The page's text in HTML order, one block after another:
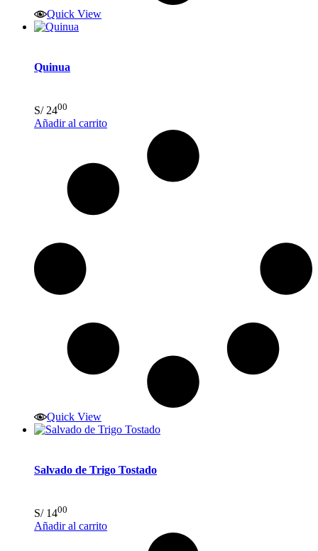
Quick View
Quinua
S/2400
Añadir al carrito
Quick View
Salvado de Trigo Tostado
S/1400
Añadir al carrito